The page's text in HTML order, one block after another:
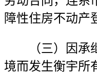
障性住房不动产
（三）因承继
境而发生衡宇所